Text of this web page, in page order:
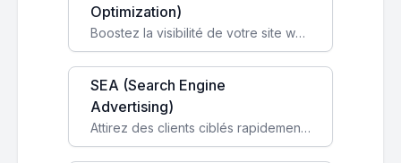
Optimization)
Boostez la visibilité de votre site web sur Google et attirez du trafic qualifié grâce à nos stratégies SEO.
SEA (Search Engine
Advertising)
Attirez des clients ciblés rapidement avec des campagnes publicitaires payantes optimisées pour vos objectifs.